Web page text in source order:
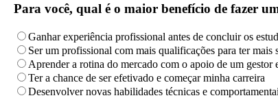
Para você, qual é o maior benefício de fazer
Ganhar experiência profissional antes de concluir os
Ser um profissional com mais qualificações para ter mais
Aprender a rotina do mercado com o apoio de um gestor
Ter a chance de ser efetivado e começar minha carreira
Desenvolver novas habilidades técnicas e